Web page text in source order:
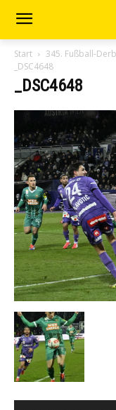
Start
345. Fußball-
_DSC4648
_DSC4648